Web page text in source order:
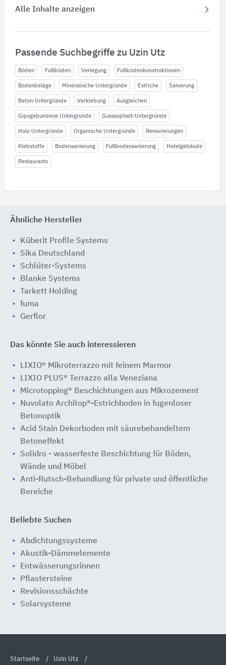
Alle Inhalte anzeigen
Passende Suchbegriffe zu Uzin Utz
Böden Fußböden Verlegung Fußbodenkonstruktionen
Bodenbeläge Mineralische Untergründe Estriche Sanierung
Beton-Untergründe Verklebung Ausgleichen
Gipsgebundene Untergründe Gussasphalt-Untergründe
Holz-Untergründe Organische Untergründe Renovierungen
Klebstoffe Bodensanierung Fußbodensanierung Hotelgebäude
Restaurants
Ähnliche Hersteller
Küberit Profile Systems
Sika Deutschland
Schlüter-Systems
Blanke Systems
Tarkett Holding
fuma
Gerflor
Das könnte Sie auch interessieren
LIXIO® Mikroterrazzo mit feinem Marmor
LIXIO PLUS® Terrazzo alla Veneziana
Microtopping® Beschichtungen aus Mikrozement
Nuvolato Architop®-Estrichboden in fugenloser
Betonoptik
Acid Stain Dekorboden mit säurebehandeltem
Betoneffekt
Solidro - wasserfeste Beschichtung für Böden,
Wände und Möbel
Anti-Rutsch-Behandlung für private und öffentliche
Bereiche
Beliebte Suchen
Abdichtungssysteme
Akustik-Dämmelemente
Entwässerungsrinnen
Pflastersteine
Revisionsschächte
Solarsysteme
Startseite
Uzin Utz